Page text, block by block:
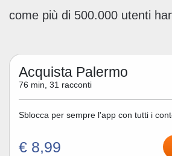
come più di 500.000 utenti
Acquista Palermo
76 min, 31 racconti
Sblocca per sempre l'app con tutti i
€ 8,99